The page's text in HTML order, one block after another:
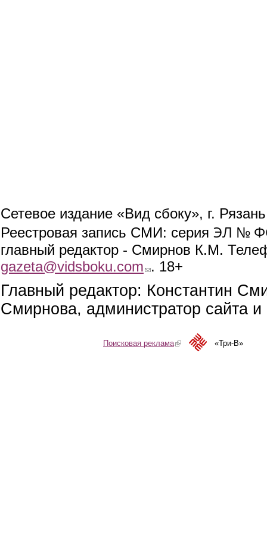
Сетевое издание «Вид сбоку», г.
Реестровая запись СМИ: серия ЭЛ №
главный редактор - Смирнов К.М.
gazeta@vidsboku.com (link sends e-mail)
. 18+
Главный редактор: Константин
Смирнова, администратор сайта
Поисковая реклама(link is external)«Три-В»